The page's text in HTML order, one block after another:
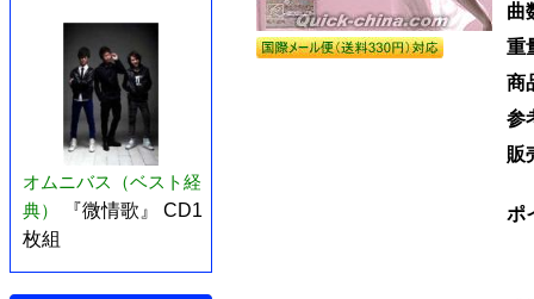
オムニバス（ベスト経
典）
『微情歌』 CD1
枚組
曲
重
商
参
販
ポ